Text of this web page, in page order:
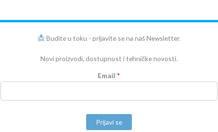
Budite u toku - prijavite se na naš Newsletter.
Novi proizvodi, dostupnost i tehničke novosti.
Email *
Prijavi se